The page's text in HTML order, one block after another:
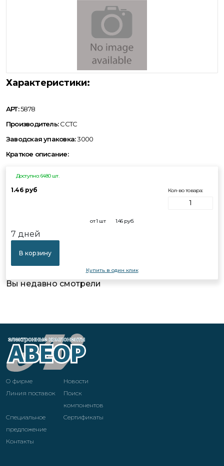
Характеристики:
АРТ:5878
Производитель:CCTC
Заводская упаковка:3000
Краткое описание:
Доступно: 6480 шт.
1.46 руб Кол-во товара:
от 1 шт 1.46руб.
7 дней
В корзину
Купить в один клик
Вы недавно смотрели
О фирме
Новости
Линия поставок
Поиск
компонентов
Специальное
предложение
Cертификаты
Контакты